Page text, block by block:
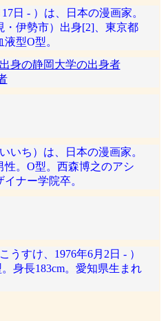
日 - ）は、日本の漫画家。
・伊勢市）出身[2]、東京都
型O型。
身の静岡大学の出身者
いち）は、日本の漫画家。
性。O型。西森博之のアシ
ナー学院卒。
うすけ、1976年6月2日 - ）
身長183cm。愛知県生まれ